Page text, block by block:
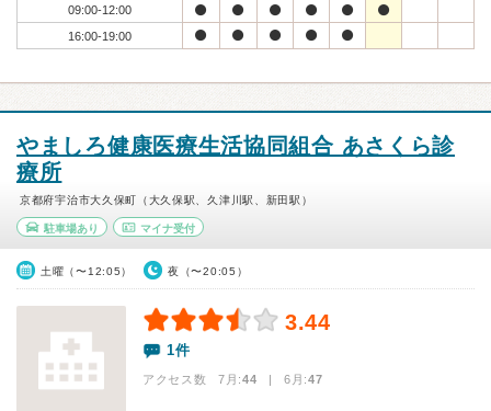
09:00-12:00
16:00-19:00
やましろ健康医療生活協同組合 あさくら診
療所
京都府宇治市大久保町（大久保駅、久津川駅、新田駅）
駐車場あり マイナ受付
土曜（〜12:05） 夜（〜20:05）
3.44
1件
アクセス数 7月:44 | 6月:47